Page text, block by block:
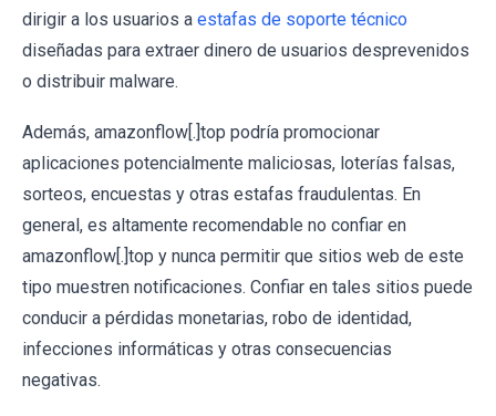
dirigir a los usuarios a estafas de soporte técnico
diseñadas para extraer dinero de usuarios desprevenidos
o distribuir malware.
Además, amazonflow[.]top podría promocionar
aplicaciones potencialmente maliciosas, loterías falsas,
sorteos, encuestas y otras estafas fraudulentas. En
general, es altamente recomendable no confiar en
amazonflow[.]top y nunca permitir que sitios web de este
tipo muestren notificaciones. Confiar en tales sitios puede
conducir a pérdidas monetarias, robo de identidad,
infecciones informáticas y otras consecuencias
negativas.